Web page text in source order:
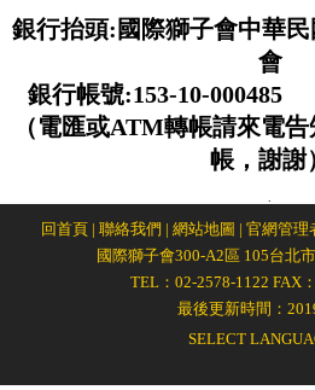
銀行抬頭:國際獅子會中華
會
銀行帳號:153-10-000485
（電匯或ATM轉帳請來電
帳，謝謝
回首頁 | 聯絡我們 | 網站地圖 | 官網管理
國際獅子會300-A2區 105台北
TEL：02-2578-1122 FAX
最後更新時間：
SELECT